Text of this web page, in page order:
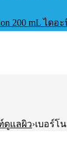
200 mL ไ
ดูแลผิว›เบอร์โ